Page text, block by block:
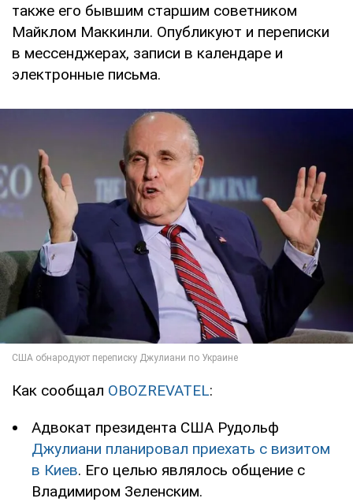
также его бывшим старшим советником
Майклом Маккинли. Опубликуют и переписки
в мессенджерах, записи в календаре и
электронные письма.
Как сообщал OBOZREVATEL:
Адвокат президента США Рудольф
Джулиани планировал приехать с визитом
в Киев. Его целью являлось общение с
Владимиром Зеленским.